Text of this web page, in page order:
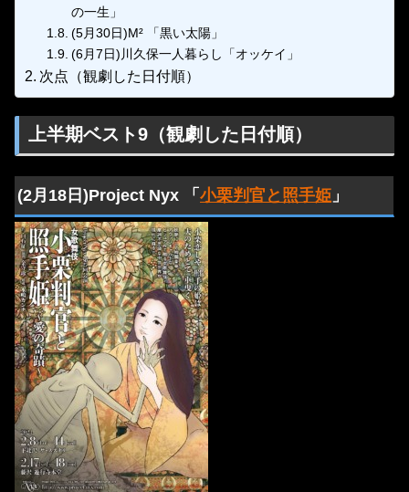
の一生」
(5月30日)M² 「黒い太陽」
(6月7日)川久保一人暮らし「オッケイ」
次点（観劇した日付順）
上半期ベスト9（観劇した日付順）
(2月18日)Project Nyx 「 小栗判官と照手姫 」